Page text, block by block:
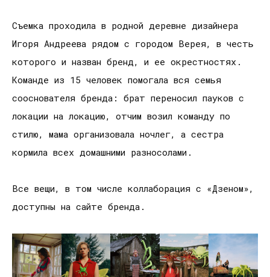
Съемка проходила в родной деревне дизайнера
Игоря Андреева рядом с городом Верея, в честь
которого и назван бренд, и ее окрестностях.
Команде из 15 человек помогала вся семья
сооснователя бренда: брат переносил пауков с
локации на локацию, отчим возил команду по
стилю, мама организовала ночлег, а сестра
кормила всех домашними разносолами.
Все вещи, в том числе коллаборация с «Дзеном»,
доступны на сайте бренда.